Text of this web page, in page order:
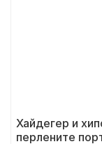
Хайдегер и
перлените